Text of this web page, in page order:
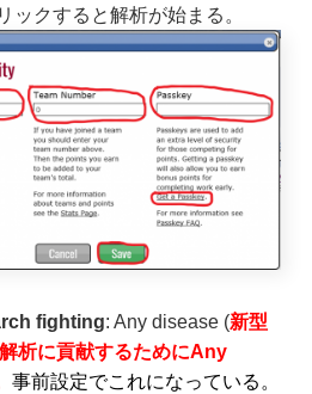
ックすると解析が始まる。
fighting: Any disease (新型
析に貢献するためにAny
事前設定でこれになっている。